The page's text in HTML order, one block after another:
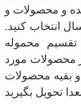
و محصولات و
انتخاب کنید.
تقسیم محموله
محصولات مورد
بقیه محصولات